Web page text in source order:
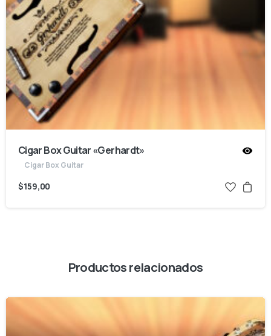
Cigar Box Guitar «Gerhardt»
Cigar Box Guitar
$159,00
Productos relacionados